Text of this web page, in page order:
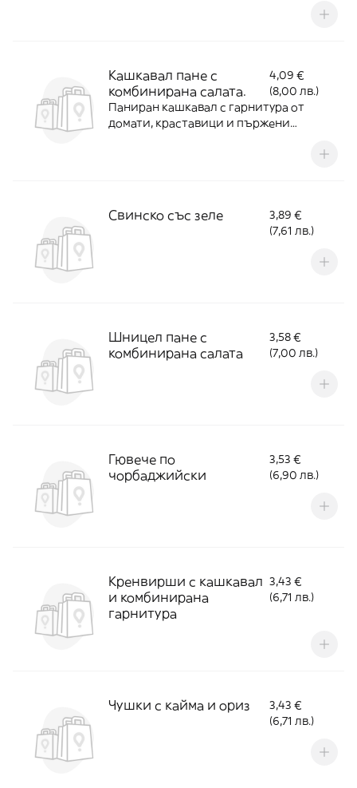
Кашкавал пане с
комбинирана салата.
4,09 €
(8,00 лв.)
Паниран кашкавал с гарнитура от
домати, краставици и пържени
Свинско със зеле
3,89 €
(7,61 лв.)
Шницел пане с
комбинирана салата
3,58 €
(7,00 лв.)
Гювече по
чорбаджийски
3,53 €
(6,90 лв.)
Кренвирши с кашкавал
и комбинирана
гарнитура
3,43 €
(6,71 лв.)
Чушки с кайма и ориз
3,43 €
(6,71 лв.)